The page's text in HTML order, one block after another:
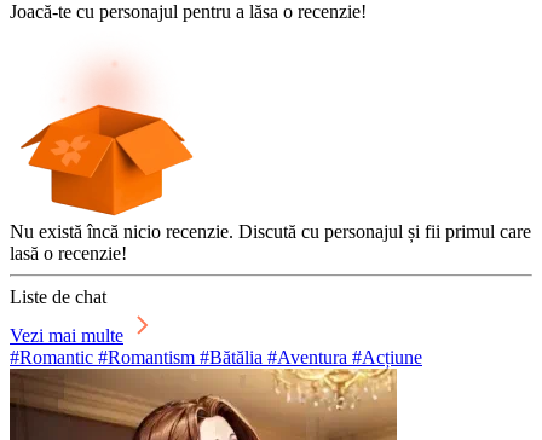
Joacă-te cu personajul pentru a lăsa o recenzie!
Nu există încă nicio recenzie. Discută cu personajul și fii primul care
lasă o recenzie!
Liste de chat
Vezi mai multe
#Romantic #Romantism #Bătălia #Aventura #Acțiune